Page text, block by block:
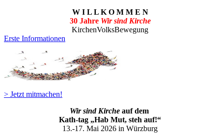
W I L L K O M M E N
30 Jahre Wir sind Kirche
KirchenVolksBewegung
Erste Informationen
> Jetzt mitmachen!
Wir sind Kirche auf dem
Kath-tag „Hab Mut, steh auf!“
13.-17. Mai 2026 in Würzburg